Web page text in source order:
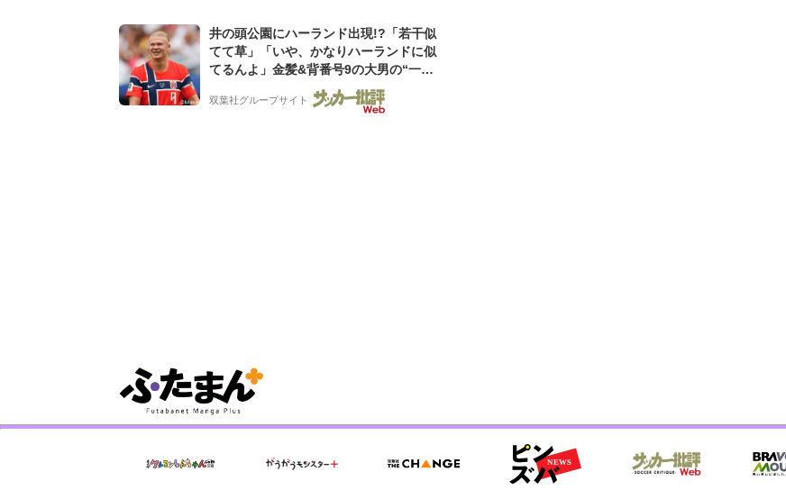
井の頭公園にハーランド出現!?「若干似
てて草」「いや、かなりハーランドに似
てるんよ」金髪&背番号9の大男の“一人
バイキング・ロー”映像が話題!「元気を
もらった」
双葉社グループサイト